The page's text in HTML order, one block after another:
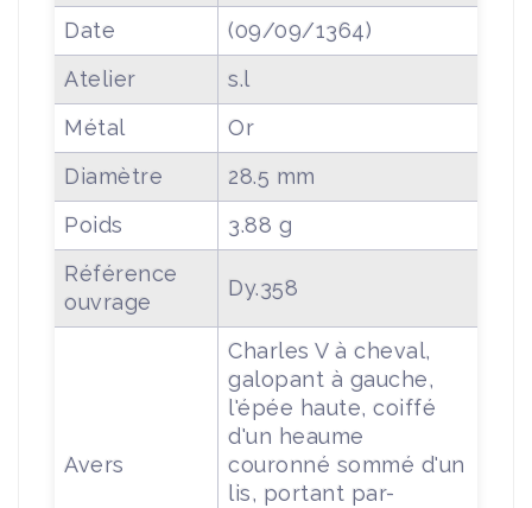
Date
(09/09/1364)
Atelier
s.l
Métal
Or
Diamètre
28.5 mm
Poids
3.88 g
Référence
ouvrage
Dy.358
Avers
Charles V à cheval,
galopant à gauche,
l'épée haute, coiffé
d'un heaume
couronné sommé d'un
lis, portant par-